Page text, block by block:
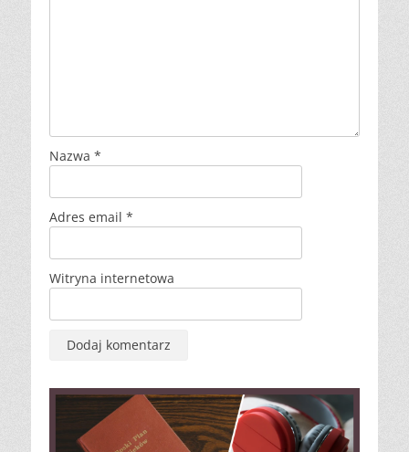
Nazwa *
Adres email *
Witryna internetowa